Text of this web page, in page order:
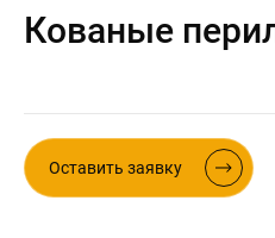
Контакты
Дизайнерам
Цены на
изделия из металла
Кованые
Оставить заявку